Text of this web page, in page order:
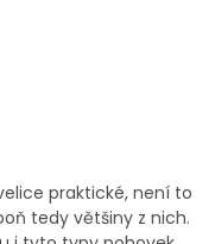
praktické, není to
tedy většiny z nich.